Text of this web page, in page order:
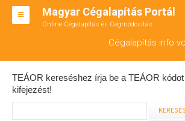
Magyar Cégalapítás Portál
Online Cégalapítás és Cégmódosítás
Cégalapítás info
BT ALAPÍTÁS
RT ALAPÍTÁS
TEÁOR kereséshez írja be a TEÁOR
kifejezést!